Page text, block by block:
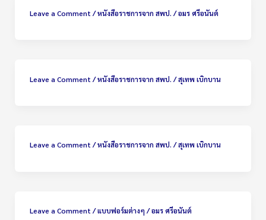
Leave a Comment /หนังสือราชการจาก สพป. /อมร ศรีอนันต์
Leave a Comment /หนังสือราชการจาก สพป. /สุเทพ เบิกบาน
Leave a Comment/หนังสือราชการจาก สพป. /สุเทพ เบิกบาน
Leave a Comment/แบบฟอร์มต่างๆ /อมร ศรีอนันต์